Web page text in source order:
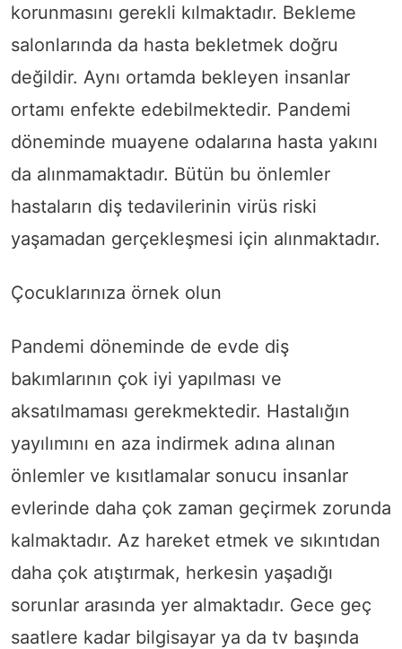
korunmasını gerekli kılmaktadır. Bekleme
salonlarında da hasta bekletmek doğru
değildir. Aynı ortamda bekleyen insanlar
ortamı enfekte edebilmektedir. Pandemi
döneminde muayene odalarına hasta yakını
da alınmamaktadır. Bütün bu önlemler
hastaların diş tedavilerinin virüs riski
yaşamadan gerçekleşmesi için alınmaktadır.
Çocuklarınıza örnek olun
Pandemi döneminde de evde diş
bakımlarının çok iyi yapılması ve
aksatılmaması gerekmektedir. Hastalığın
yayılımını en aza indirmek adına alınan
önlemler ve kısıtlamalar sonucu insanlar
evlerinde daha çok zaman geçirmek zorunda
kalmaktadır. Az hareket etmek ve sıkıntıdan
daha çok atıştırmak, herkesin yaşadığı
sorunlar arasında yer almaktadır. Gece geç
saatlere kadar bilgisayar ya da tv başında